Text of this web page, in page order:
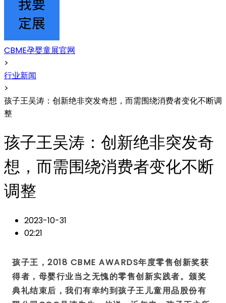
CBME孕婴童展官网
>
行业新闻
>
孩子王吴涛：创新绝非突发奇想，而需围绕消费者变化不断调
整
孩子王吴涛：创新绝非突发奇
想，而需围绕消费者变化不断
调整
2023-10-31
02:21
孩子王，2018 CBME AWARDS年度零售创新奖获
得者，母婴行业当之无愧的零售创新实践者。颁奖
典礼结束后，我们有幸约到孩子王儿童用品股份有